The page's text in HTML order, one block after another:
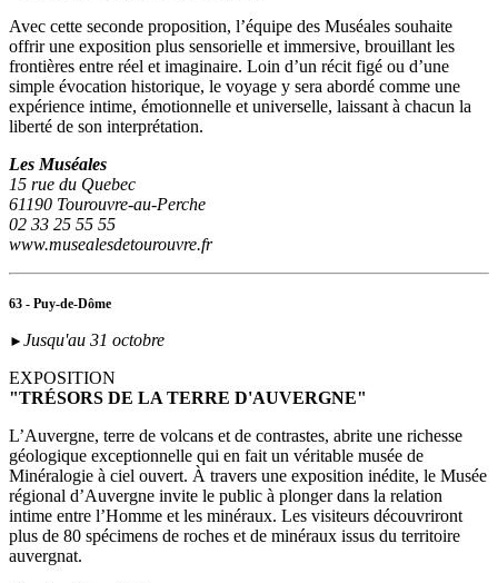
Avec cette seconde proposition, l’équipe des Muséales souhaite
offrir une exposition plus sensorielle et immersive, brouillant les
frontières entre réel et imaginaire. Loin d’un récit figé ou d’une
simple évocation historique, le voyage y sera abordé comme une
expérience intime, émotionnelle et universelle, laissant à chacun la
liberté de son interprétation.
Les Muséales
15 rue du Quebec
61190 Tourouvre-au-Perche
02 33 25 55 55
www.musealesdetourouvre.fr
63 - Puy-de-Dôme
► Jusqu'au 31 octobre
EXPOSITION
"TRÉSORS DE LA TERRE D'AUVERGNE"
L’Auvergne, terre de volcans et de contrastes, abrite une richesse
géologique exceptionnelle qui en fait un véritable musée de
Minéralogie à ciel ouvert. À travers une exposition inédite, le Musée
régional d’Auvergne invite le public à plonger dans la relation
intime entre l’Homme et les minéraux. Les visiteurs découvriront
plus de 80 spécimens de roches et de minéraux issus du territoire
auvergnat.